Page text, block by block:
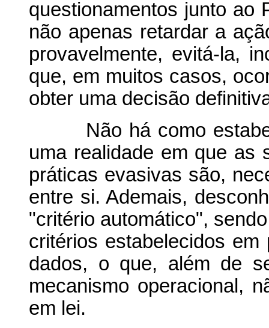
questionamentos junto ao
não apenas retardar a
provavelmente, evitá-la,
que, em muitos casos,
obter uma decisão
Não há como
uma realidade em que as
práticas evasivas são,
entre si. Ademais,
"critério automático",
critérios estabelecidos
dados, o que, além de
mecanismo operacional,
em lei.